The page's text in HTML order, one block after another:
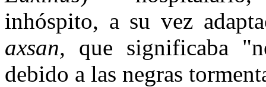
inhóspito, a su vez
axsan, que significaba
debido a las negras